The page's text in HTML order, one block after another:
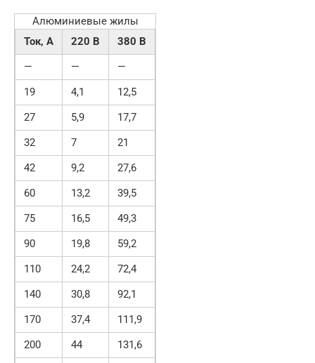
Алюминиевые жилы
Ток, А
220 В
380 В
—
—
—
19
4,1
12,5
27
5,9
17,7
32
7
21
42
9,2
27,6
60
13,2
39,5
75
16,5
49,3
90
19,8
59,2
110
24,2
72,4
140
30,8
92,1
170
37,4
111,9
200
44
131,6